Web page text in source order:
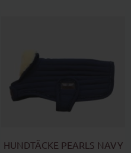
HUNDTÄCKE PEARLS NAVY